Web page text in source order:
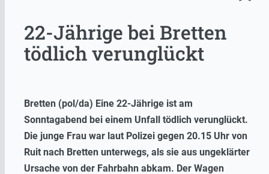
22-Jährige bei Bretten
tödlich verunglückt
Bretten (pol/da) Eine 22-Jährige ist am
Sonntagabend bei einem Unfall tödlich verunglückt.
Die junge Frau war laut Polizei gegen 20.15 Uhr von
Ruit nach Bretten unterwegs, als sie aus ungeklärter
Ursache von der Fahrbahn abkam. Der Wagen